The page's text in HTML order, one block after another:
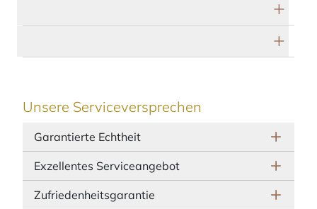
Unsere Serviceversprechen
Garantierte Echtheit
Exzellentes Serviceangebot
Zufriedenheitsgarantie